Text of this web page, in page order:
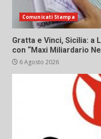
Comunicati Stampa
Gratta e Vinci, Sicilia: a
con “Maxi Miliardario
6 Agosto 2026